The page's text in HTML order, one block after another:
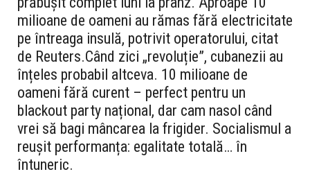
milioane de oameni au rămas fără electricitate
pe întreaga insulă, potrivit operatorului, citat
de Reuters.Când zici „revoluție”, cubanezii au
înțeles probabil altceva. 10 milioane de
oameni fără curent – perfect pentru un
blackout party național, dar cam nasol când
vrei să bagi mâncarea la frigider. Socialismul a
reușit performanța: egalitate totală… în
întuneric.